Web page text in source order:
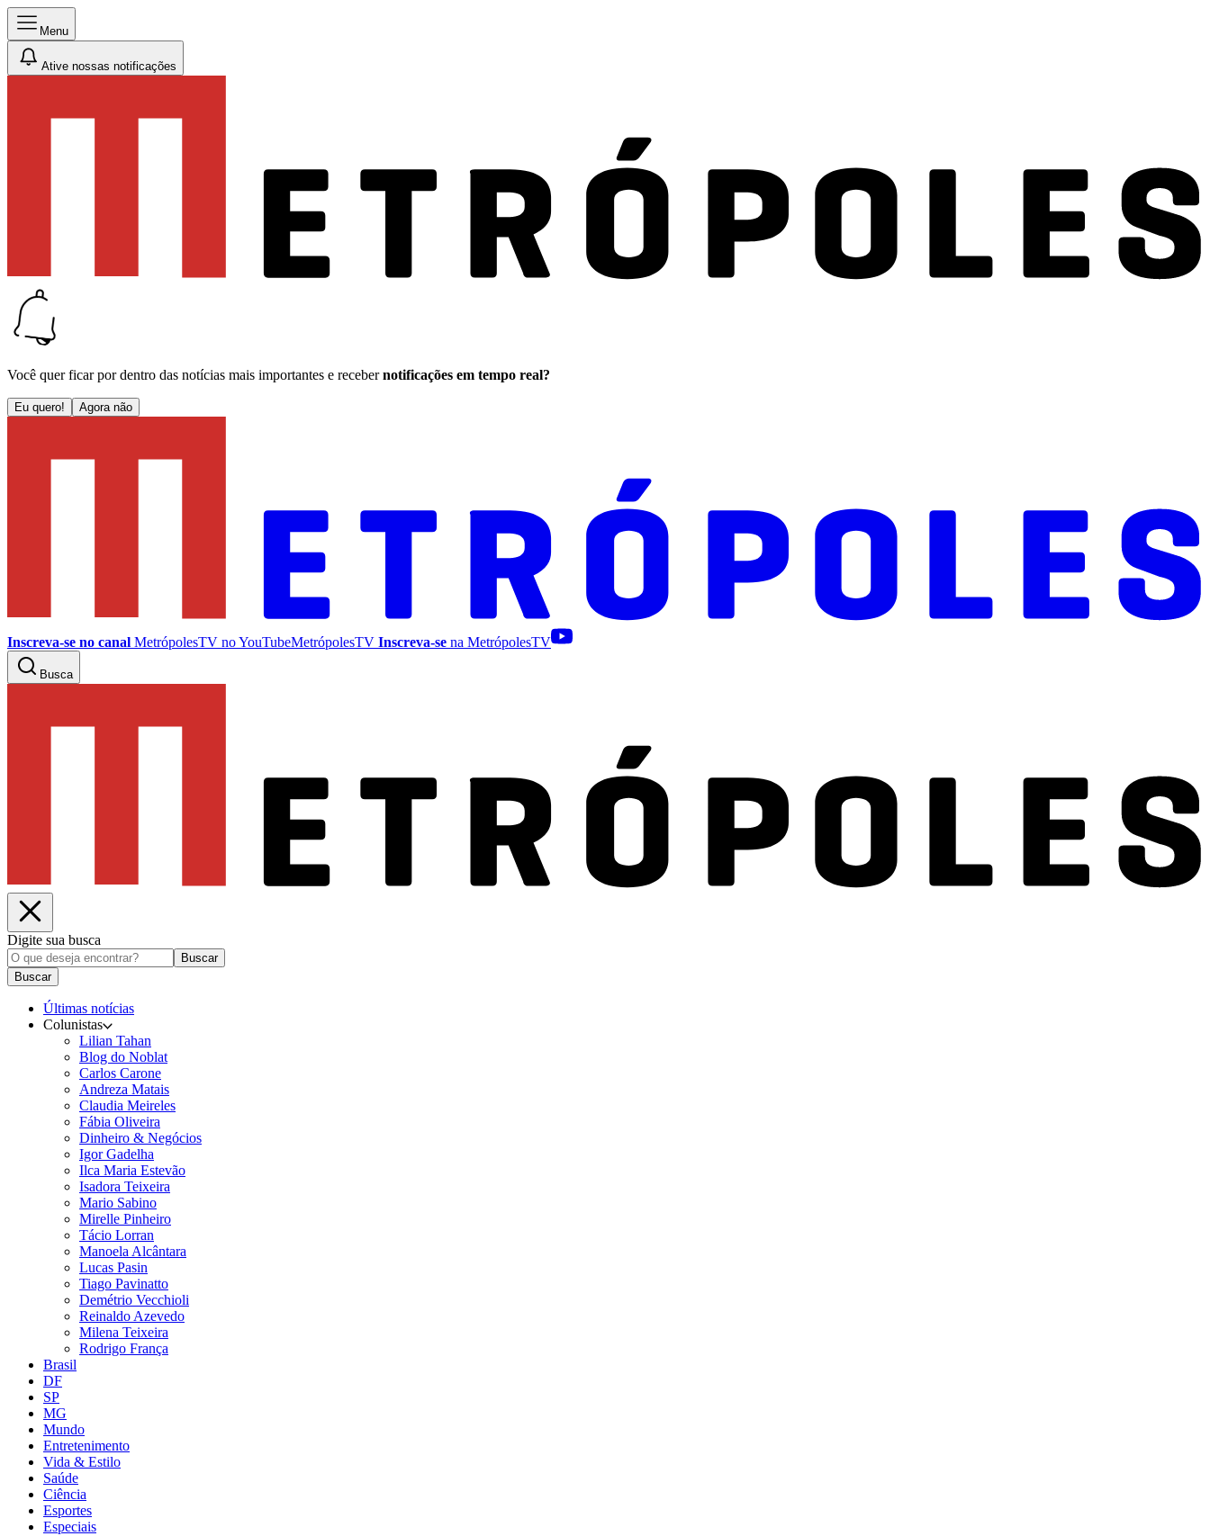
Menu
Ative nossas notificações
Você quer ficar por dentro das notícias mais importantes e receber notificações em tempo real?
Eu quero! Agora não
Inscreva-se no canal MetrópolesTV noYouTubeMetrópolesTV Inscreva-se na MetrópolesTV
Busca
Digite sua busca
Buscar
Buscar
Últimas notícias
Colunistas
Lilian Tahan
Blog do Noblat
Carlos Carone
Andreza Matais
Claudia Meireles
Fábia Oliveira
Dinheiro & Negócios
Igor Gadelha
Ilca Maria Estevão
Isadora Teixeira
Mario Sabino
Mirelle Pinheiro
Tácio Lorran
Manoela Alcântara
Lucas Pasin
Tiago Pavinatto
Demétrio Vecchioli
Reinaldo Azevedo
Milena Teixeira
Rodrigo França
Brasil
DF
SP
MG
Mundo
Entretenimento
Vida & Estilo
Saúde
Ciência
Esportes
Especiais